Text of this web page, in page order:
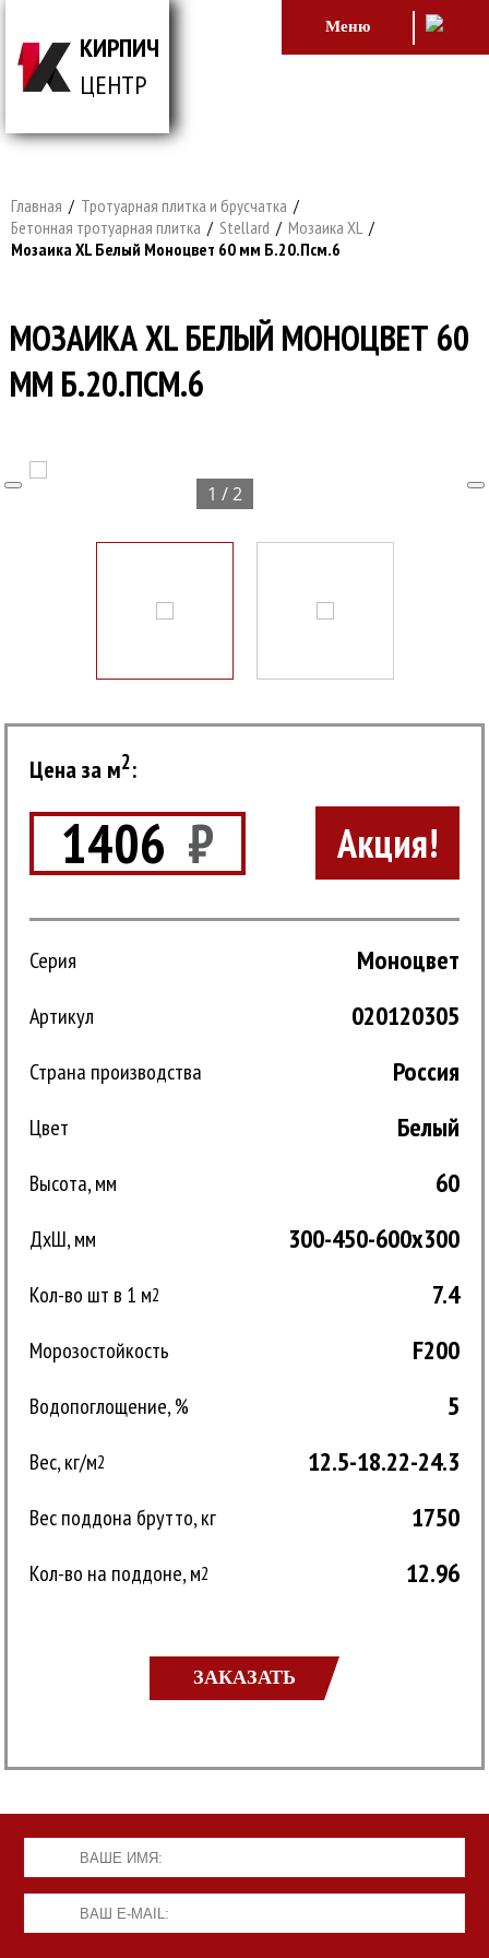
КИРПИЧ
ЦЕНТР
Меню
Главная / Тротуарная плитка и брусчатка /
Бетонная тротуарная плитка / Stellard / Мозаика XL /
Мозаика XL Белый Моноцвет 60 мм Б.20.Псм.6
МОЗАИКА XL БЕЛЫЙ МОНОЦВЕТ 60
ММ Б.20.ПСМ.6
1 / 2
Цена за м2:
1406 ₽ Акция!
Серия Моноцвет
Артикул 020120305
Страна производства Россия
Цвет Белый
Высота, мм 60
ДxШ, мм 300-450-600x300
Кол-во шт в 1 м2 7.4
Морозостойкость F200
Водопоглощение, % 5
Вес, кг/м2 12.5-18.22-24.3
Вес поддона брутто, кг 1750
Кол-во на поддоне, м2 12.96
ЗАКАЗАТЬ